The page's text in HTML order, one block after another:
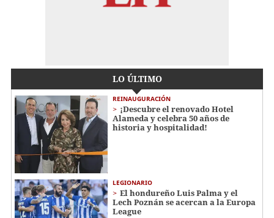
LO ÚLTIMO
REINAUGURACIÓN
¡Descubre el renovado Hotel
Alameda y celebra 50 años de
historia y hospitalidad!
LEGIONARIO
El hondureño Luis Palma y el
Lech Poznán se acercan a la Europa
League